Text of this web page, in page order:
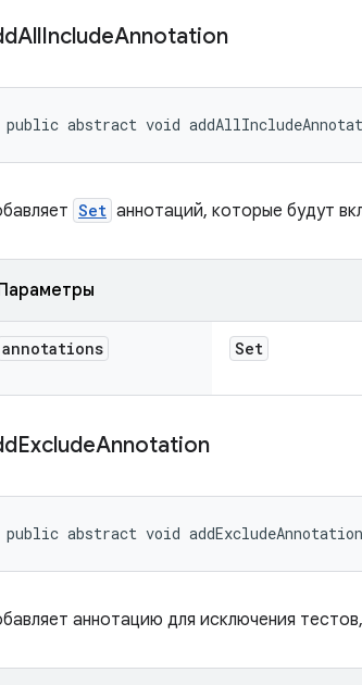
AllIncludeAnnotation
public abstract void
Set аннотаций, которые будут
annotations Set
ExcludeAnnotation
public abstract void
аннотацию для исключения